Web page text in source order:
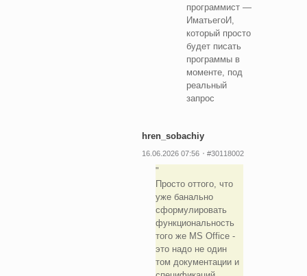
программист —
ИматьегоИ,
который просто
будет писать
программы в
моменте, под
реальный
запрос
hren_sobachiy
16.06.2026 07:56 #30118002
Просто оттого, что
уже банально
сформулировать
функциональность
того же MS Office -
это надо не один
том документации и